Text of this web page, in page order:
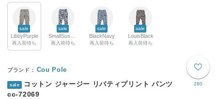
sale
LibbyPurple
再入荷待ち
sale
再入荷待ち
sale
BlackNavy
再入荷待ち
sale
LouisBlack
再入荷待ち
280
Cou Pole
sale
コットン ジャージー リバティプリント パンツ
cc-72069